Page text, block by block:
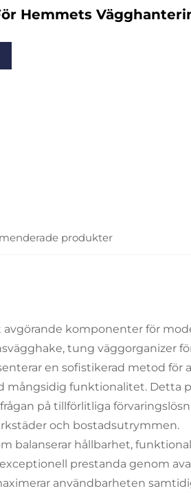
Hemmets
produkter
avgörande komponenter för
tung väggorganizer
en sofistikerad metod för
funktionalitet. Detta
på tillförlitliga
och bostadsutrymmen.
balanserar hållbarhet,
prestanda genom
användbarheten